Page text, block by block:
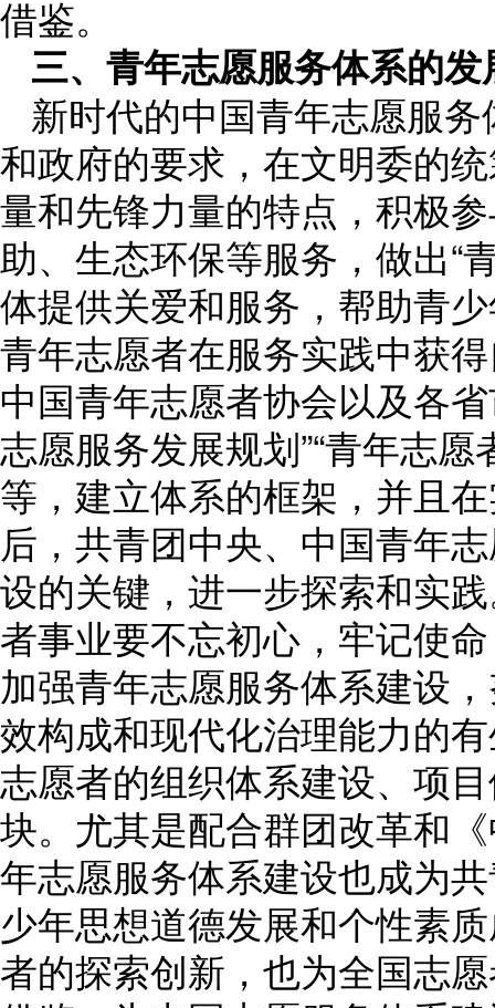
借鉴。
三、青年志愿服务体系的发
新时代的中国青年志愿服
和政府的要求，在文明委的
量和先锋力量的特点，积极
助、生态环保等服务，做出“
体提供关爱和服务，帮助青
青年志愿者在服务实践中获
中国青年志愿者协会以及各
志愿服务发展规划”“青年志
等，建立体系的框架，并且
后，共青团中央、中国青年
设的关键，进一步探索和实
者事业要不忘初心，牢记使
加强青年志愿服务体系建设
效构成和现代化治理能力的
志愿者的组织体系建设、项
块。尤其是配合群团改革和
年志愿服务体系建设也成为
少年思想道德发展和个性素
者的探索创新，也为全国志